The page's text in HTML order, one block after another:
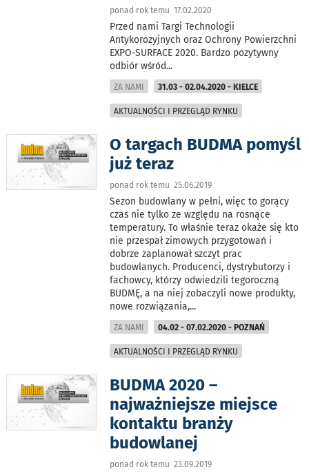
ponad rok temu 17.02.2020
Przed nami Targi Technologii
Antykorozyjnych oraz Ochrony Powierzchni
EXPO-SURFACE 2020. Bardzo pozytywny
odbiór wśród...
ZA NAMI 31.03 - 02.04.2020 - KIELCE
AKTUALNOŚCI I PRZEGLĄD RYNKU
O targach BUDMA pomyśl
już teraz
ponad rok temu 25.06.2019
Sezon budowlany w pełni, więc to gorący
czas nie tylko ze względu na rosnące
temperatury. To właśnie teraz okaże się kto
nie przespał zimowych przygotowań i
dobrze zaplanował szczyt prac
budowlanych. Producenci, dystrybutorzy i
fachowcy, którzy odwiedzili tegoroczną
BUDMĘ, a na niej zobaczyli nowe produkty,
nowe rozwiązania,...
ZA NAMI 04.02 - 07.02.2020 - POZNAŃ
AKTUALNOŚCI I PRZEGLĄD RYNKU
BUDMA 2020 –
najważniejsze miejsce
kontaktu branży
budowlanej
ponad rok temu 23.09.2019